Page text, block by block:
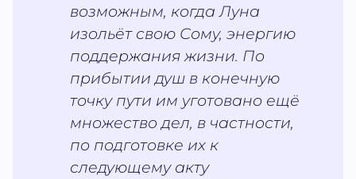
возможным, когда Луна
изольёт свою Сому, энергию
поддержания жизни. По
прибытии душ в конечную
точку пути им уготовано ещё
множество дел, в частности,
по подготовке их к
следующему акту